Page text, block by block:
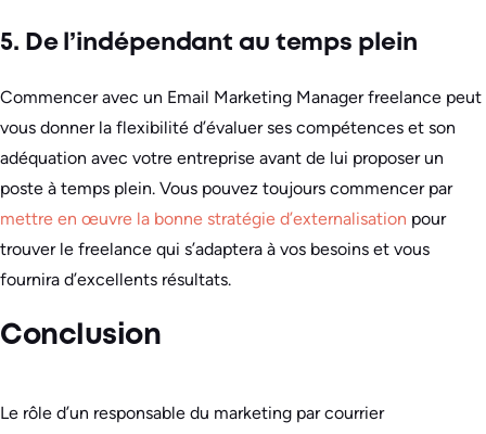
5. De l’indépendant au temps plein
Commencer avec un Email Marketing Manager freelance peut
vous donner la flexibilité d’évaluer ses compétences et son
adéquation avec votre entreprise avant de lui proposer un
poste à temps plein. Vous pouvez toujours commencer par
mettre en œuvre la bonne stratégie d’externalisation pour
trouver le freelance qui s’adaptera à vos besoins et vous
fournira d’excellents résultats.
Conclusion
Le rôle d’un responsable du marketing par courrier